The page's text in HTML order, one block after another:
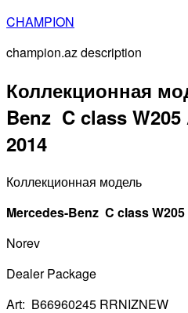
Перейти
содержимому
CHAMPION
champion.az description
Коллекционная
Benz C class
2014
Коллекционная модель
Mercedes-Benz C class
Norev
Dealer Package
Art: B66960245 RRNIZNEW